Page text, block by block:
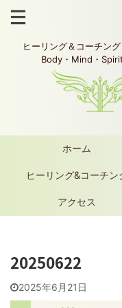
ヒーリング＆コーチ
Body・Mind・
ホーム
ヒーリング&コーチン
アクセス
20250622
2025年6月21日